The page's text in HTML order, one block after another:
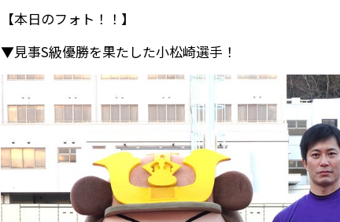
【本日のフォト！！】
▼見事S級優勝を果たした小松崎選手！